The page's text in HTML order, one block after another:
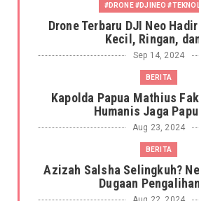
#DRONE #DJINEO
Drone Terbaru DJI Neo
Kecil, Ringan,
Sep 14, 2024
BERITA
Kapolda Papua Mathius
Humanis Jaga
Aug 23, 2024
BERITA
Azizah Salsha Selingkuh?
Dugaan